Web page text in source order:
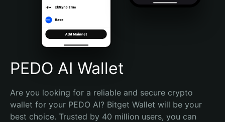
Português (Brasil)
Español (Argentina)
PEDO AI Wallet
Are you looking for a reliable and secure crypto
wallet for your PEDO AI? Bitget Wallet will be your
best choice. Trusted by 40 million users, you can